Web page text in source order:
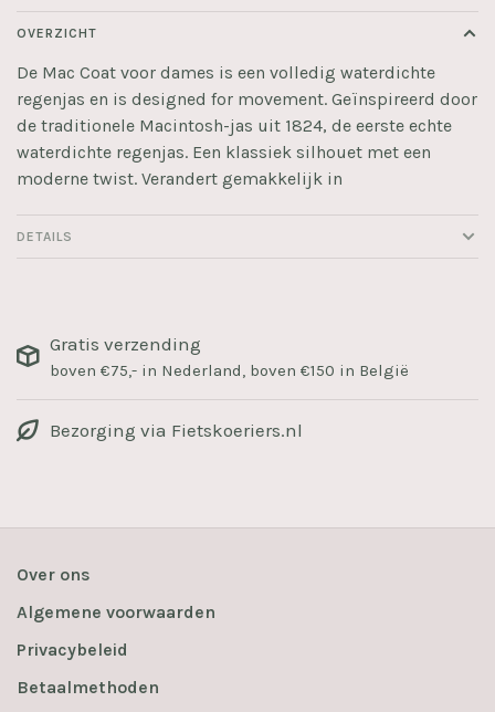
OVERZICHT
De Mac Coat voor dames is een volledig waterdichte
regenjas en is designed for movement. Geïnspireerd door
de traditionele Macintosh-jas uit 1824, de eerste echte
waterdichte regenjas. Een klassiek silhouet met een
moderne twist. Verandert gemakkelijk in
DETAILS
Gratis verzending
boven €75,- in Nederland, boven €150 in België
Bezorging via Fietskoeriers.nl
Over ons
Algemene voorwaarden
Privacybeleid
Betaalmethoden